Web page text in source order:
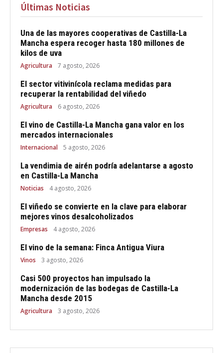
Últimas Noticias
Una de las mayores cooperativas de Castilla-La
Mancha espera recoger hasta 180 millones de
kilos de uva
Agricultura 7 agosto, 2026
El sector vitivinícola reclama medidas para
recuperar la rentabilidad del viñedo
Agricultura 6 agosto, 2026
El vino de Castilla-La Mancha gana valor en los
mercados internacionales
Internacional 5 agosto, 2026
La vendimia de airén podría adelantarse a agosto
en Castilla-La Mancha
Noticias 4 agosto, 2026
El viñedo se convierte en la clave para elaborar
mejores vinos desalcoholizados
Empresas 4 agosto, 2026
El vino de la semana: Finca Antigua Viura
Vinos 3 agosto, 2026
Casi 500 proyectos han impulsado la
modernización de las bodegas de Castilla-La
Mancha desde 2015
Agricultura 3 agosto, 2026